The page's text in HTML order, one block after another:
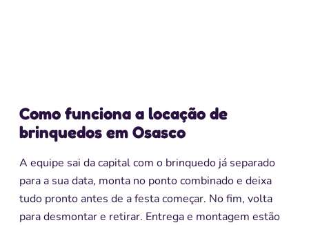
Como funciona a locação de
brinquedos em Osasco
A equipe sai da capital com o brinquedo já separado
para a sua data, monta no ponto combinado e deixa
tudo pronto antes de a festa começar. No fim, volta
para desmontar e retirar. Entrega e montagem estão